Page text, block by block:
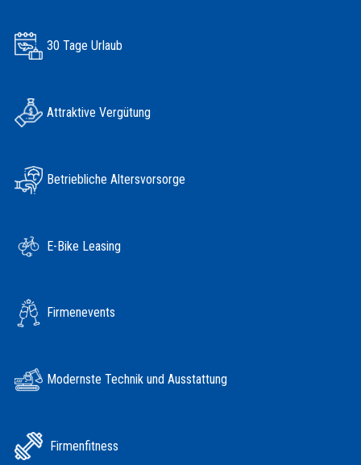
30 Tage Urlaub
Attraktive Vergütung
Betriebliche Altersvorsorge
E-Bike Leasing
Firmenevents
Modernste Technik und Ausstattung
Firmenfitness